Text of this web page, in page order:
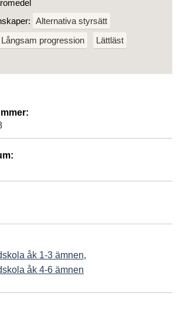
Alternativa styrsätt
Långsam progression
Lättläst
åk 1-3 ämnen,
åk 4-6 ämnen